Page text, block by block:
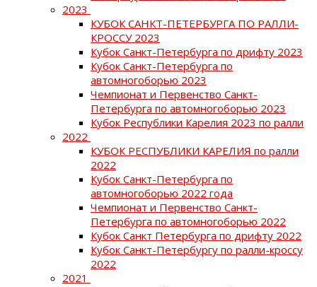
2023
КУБОК САНКТ-ПЕТЕРБУРГА ПО РАЛЛИ-
КРОССУ 2023
Кубок Санкт-Петербурга по дрифту 2023
Кубок Санкт-Петербурга по
автомногоборью 2023
Чемпионат и Первенство Санкт-
Петербурга по автомногоборью 2023
Кубок Республики Карелия 2023 по ралли
2022
КУБОК РЕСПУБЛИКИ КАРЕЛИЯ по ралли
2022
Кубок Санкт-Петербурга по
автомногоборью 2022 года
Чемпионат и Первенство Санкт-
Петербурга по автомногоборью 2022
Кубок Санкт Петербурга по дрифту 2022
Кубок Санкт-Петербургу по ралли-кроссу
2022
2021